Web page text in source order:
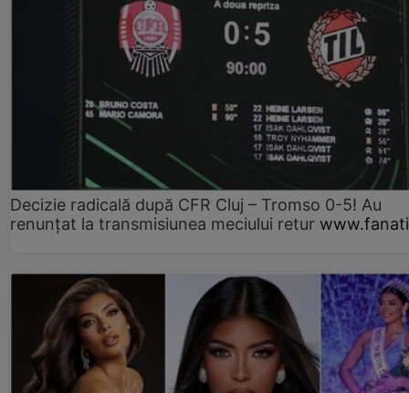
Decizie radicală după CFR Cluj – Tromso 0-5! Au
renunțat la transmisiunea meciului retur